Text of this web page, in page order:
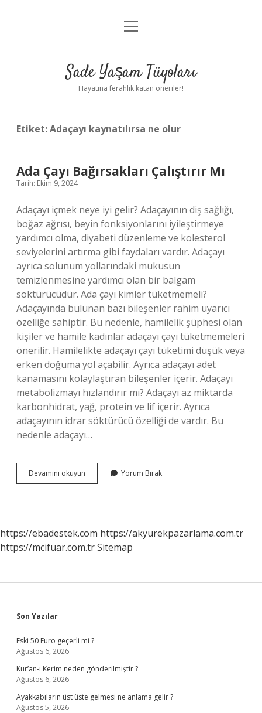
Anasayfa
Yasal Uyarı
menüyü
Sade Yaşam Tüyoları
Hayatına ferahlık katan öneriler!
Etiket:Adaçayı kaynatılırsa ne olur
Ada Çayı Bağırsakları Çalıştırır Mı
Tarih: Ekim 9, 2024
Adaçayı içmek neye iyi gelir? Adaçayının diş sağlığı,
boğaz ağrısı, beyin fonksiyonlarını iyileştirmeye
yardımcı olma, diyabeti düzenleme ve kolesterol
seviyelerini artırma gibi faydaları vardır. Adaçayı
ayrıca solunum yollarındaki mukusun
temizlenmesine yardımcı olan bir balgam
söktürücüdür. Ada çayı kimler tüketmemeli?
Adaçayında bulunan bazı bileşenler rahim uyarıcı
özelliğe sahiptir. Bu nedenle, hamilelik şüphesi olan
kişiler ve hamile kadınlar adaçayı çayı tüketmemeleri
önerilir. Hamilelikte adaçayı çayı tüketimi düşük veya
erken doğuma yol açabilir. Ayrıca adaçayı adet
kanamasını kolaylaştıran bileşenler içerir. Adaçayı
metabolizmayı hızlandırır mı? Adaçayı az miktarda
karbonhidrat, yağ, protein ve lif içerir. Ayrıca
adaçayının idrar söktürücü özelliği de vardır. Bu
nedenle adaçayı…
Devamını okuyun
Çayı
Yorum Bırak
https://ebadestek.com https://akyurekpazarlama.com.tr
https://mcifuar.com.trSitemap
Sidebar
Son Yazılar
Eski 50 Euro geçerli mi ?
Ağustos 6, 2026
Kur’an-ı Kerim neden gönderilmiştir ?
Ağustos 6, 2026
Ayakkabıların üst üste gelmesi ne anlama gelir ?
Ağustos 5, 2026